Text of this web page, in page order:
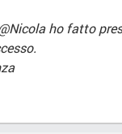
ho fatto